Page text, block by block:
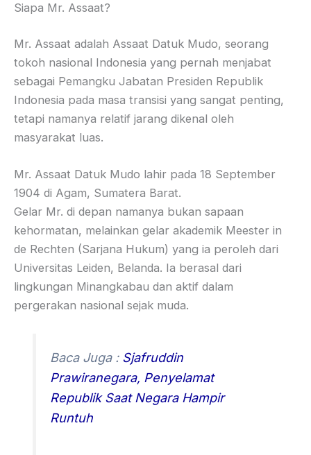
Siapa Mr. Assaat?
Mr. Assaat adalah Assaat Datuk Mudo, seorang
tokoh nasional Indonesia yang pernah menjabat
sebagai Pemangku Jabatan Presiden Republik
Indonesia pada masa transisi yang sangat penting,
tetapi namanya relatif jarang dikenal oleh
masyarakat luas.
Mr. Assaat Datuk Mudo lahir pada 18 September
1904 di Agam, Sumatera Barat.
Gelar Mr. di depan namanya bukan sapaan
kehormatan, melainkan gelar akademik Meester in
de Rechten (Sarjana Hukum) yang ia peroleh dari
Universitas Leiden, Belanda. Ia berasal dari
lingkungan Minangkabau dan aktif dalam
pergerakan nasional sejak muda.
Baca Juga : Sjafruddin
Prawiranegara, Penyelamat
Republik Saat Negara Hampir
Runtuh